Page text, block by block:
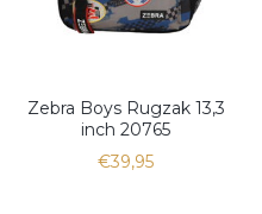
Zebra Boys Rugzak 13,3
inch 20765
€39,95